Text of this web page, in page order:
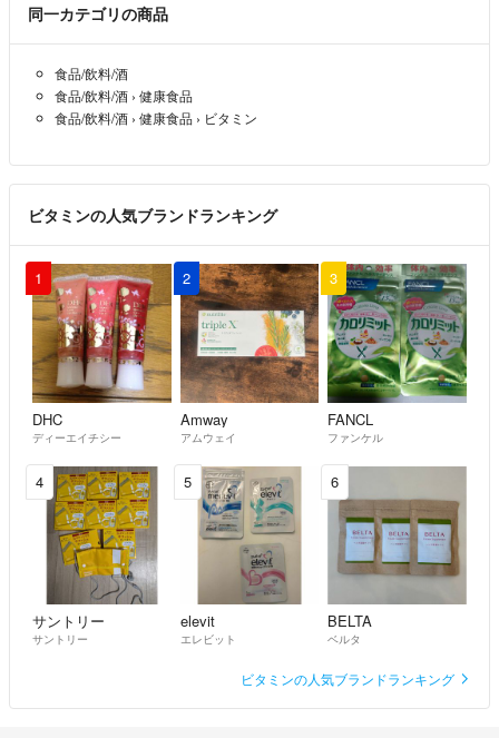
同一カテゴリの商品
食品/飲料/酒
食品/飲料/酒 › 健康食品
食品/飲料/酒 › 健康食品 › ビタミン
ビタミンの人気ブランドランキング
1
DHC
ディーエイチシー
2
Amway
アムウェイ
3
FANCL
ファンケル
4
サントリー
サントリー
5
elevit
エレビット
6
BELTA
ベルタ
ビタミンの人気ブランドランキング